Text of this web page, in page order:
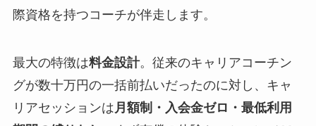
際資格を持つコーチが伴走します。
最大の特徴は料金設計。従来のキャリアコーチン
グが数十万円の一括前払いだったのに対し、キャ
リアセッションは 月額制・入会金ゼロ・最低利用